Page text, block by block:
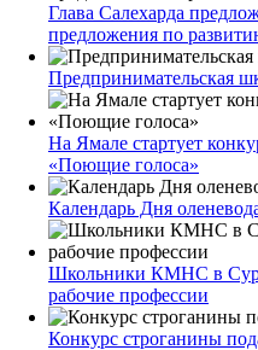
Глава Салехарда
предложения по
Предпринимательская
На Ямале стартует
«Поющие голоса»
Календарь Дня
Школьники КМНС в
рабочие профессии
Конкурс строганины